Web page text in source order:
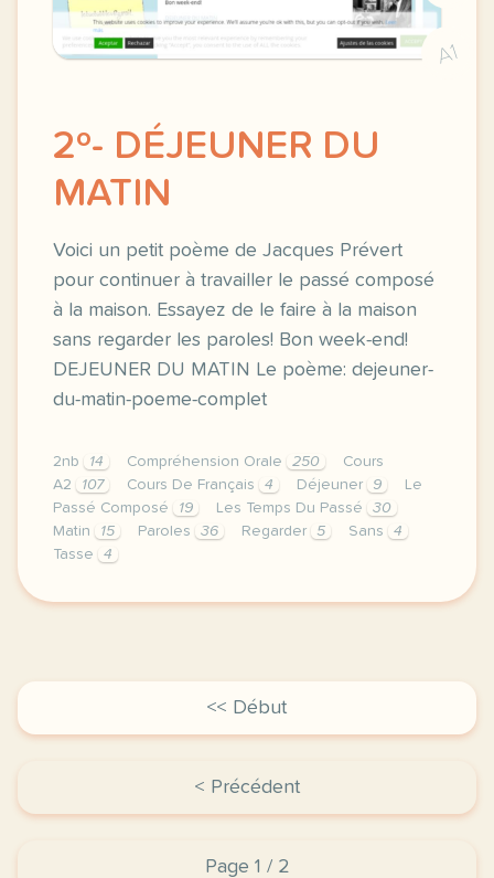
A1
2º- DÉJEUNER DU
MATIN
Voici un petit poème de Jacques Prévert
pour continuer à travailler le passé composé
à la maison. Essayez de le faire à la maison
sans regarder les paroles! Bon week-end!
DEJEUNER DU MATIN Le poème: dejeuner-
du-matin-poeme-complet
2nb 14 Compréhension Orale 250
Cours
A2
107 Cours De Français 4 Déjeuner 9
Le
Passé Composé
19 Les Temps Du Passé
30
Matin
15 Paroles 36 Regarder 5 Sans
4
Tasse
4
image fle etc over blog comvoici un petit poeme
<< Début
< Précédent
Page 1 / 2